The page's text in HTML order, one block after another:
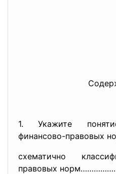
1. Укажите
финансово-правовых
схематично
правовых